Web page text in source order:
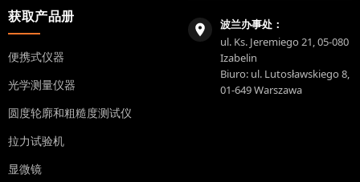
获取产品册
便携式仪器
光学测量仪器
圆度轮廓和粗糙度测试仪
拉力试验机
显微镜
波兰办事处：
ul. Ks. Jeremiego 21, 05-080
Izabelin
Biuro: ul. Lutosławskiego 8,
01-649 Warszawa